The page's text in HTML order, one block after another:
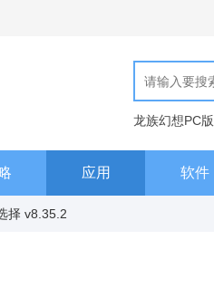
龙族幻想PC版
现代汉语词典
应用 软件
择 v8.35.2